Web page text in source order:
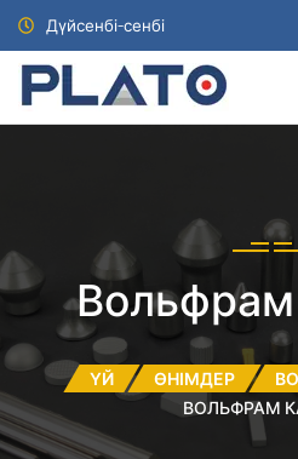
Дүйсенбі-сенбі
Вольфрам
ҮЙ ӨНІМДЕР
ВОЛЬФРАМ